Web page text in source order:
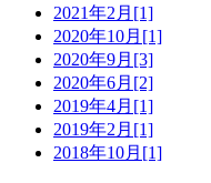
2021年2月[1]
2020年10月[1]
2020年9月[3]
2020年6月[2]
2019年4月[1]
2019年2月[1]
2018年10月[1]